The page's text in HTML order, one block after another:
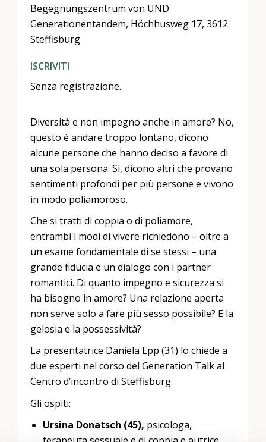
Begegnungszentrum von UND
Generationentandem, Höchhusweg 17, 3612
Steffisburg
ISCRIVITI
Senza registrazione.
Diversità e non impegno anche in amore? No,
questo è andare troppo lontano, dicono
alcune persone che hanno deciso a favore di
una sola persona. Sì, dicono altri che provano
sentimenti profondi per più persone e vivono
in modo poliamoroso.
Che si tratti di coppia o di poliamore,
entrambi i modi di vivere richiedono – oltre a
un esame fondamentale di se stessi – una
grande fiducia e un dialogo con i partner
romantici. Di quanto impegno e sicurezza si
ha bisogno in amore? Una relazione aperta
non serve solo a fare più sesso possibile? E la
gelosia e la possessività?
La presentatrice Daniela Epp (31) lo chiede a
due esperti nel corso del Generation Talk al
Centro d’incontro di Steffisburg.
Gli ospiti:
Ursina Donatsch (45), psicologa,